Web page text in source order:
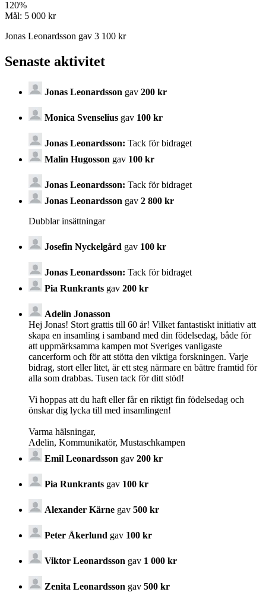
120%
Mål: 5 000 kr
Jonas Leonardsson gav 3 100 kr
Senaste aktivitet
Jonas Leonardsson gav 200 kr
Monica Svenselius gav 100 kr
Jonas Leonardsson: Tack för bidraget
Malin Hugosson gav 100 kr
Jonas Leonardsson: Tack för bidraget
Jonas Leonardsson gav 2 800 kr
Dubblar insättningar
Josefin Nyckelgård gav 100 kr
Jonas Leonardsson: Tack för bidraget
Pia Runkrants gav 200 kr
Adelin Jonasson
Hej Jonas! Stort grattis till 60 år! Vilket fantastiskt initiativ att
skapa en insamling i samband med din födelsedag, både för
att uppmärksamma kampen mot Sveriges vanligaste
cancerform och för att stötta den viktiga forskningen. Varje
bidrag, stort eller litet, är ett steg närmare en bättre framtid för
alla som drabbas. Tusen tack för ditt stöd!
Vi hoppas att du haft eller får en riktigt fin födelsedag och
önskar dig lycka till med insamlingen!
Varma hälsningar,
Adelin, Kommunikatör, Mustaschkampen
Emil Leonardsson gav 200 kr
Pia Runkrants gav 100 kr
Alexander Kärne gav 500 kr
Peter Åkerlund gav 100 kr
Viktor Leonardsson gav 1 000 kr
Zenita Leonardsson gav 500 kr